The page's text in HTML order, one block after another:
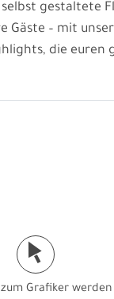
selbst gestaltete
Gäste – mit
die euren
j
Grafiker werden